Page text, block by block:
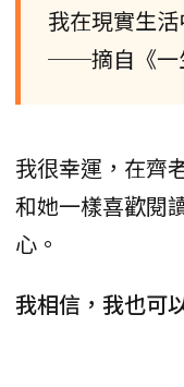
我在現實生
──摘自《一
我很幸運，在齊
和她一樣喜歡閱
心。
我相信，我也可